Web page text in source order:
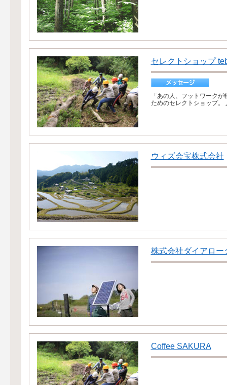
セレクトショップ
「あの人、フットワーク
ためのセレクトショップ。
ウィズ会宝株式会社
株式会社ダイアロー
Coffee SAKURA